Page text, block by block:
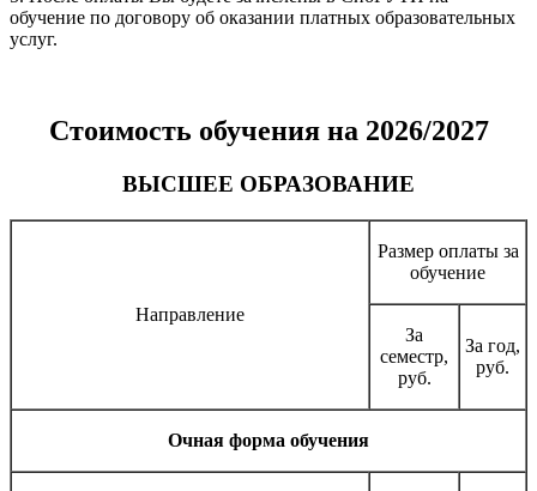
обучение по договору об оказании платных образовательных
услуг.
Стоимость обучения на 2026/2027
ВЫСШЕЕ ОБРАЗОВАНИЕ
Направление
Размер оплаты за
обучение
За
семестр,
руб.
За год,
руб.
Очная форма обучения